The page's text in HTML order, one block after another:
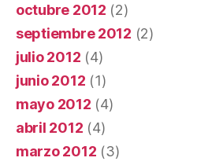
octubre 2012 (2)
septiembre 2012 (2)
julio 2012 (4)
junio 2012 (1)
mayo 2012 (4)
abril 2012 (4)
marzo 2012 (3)